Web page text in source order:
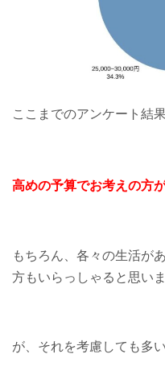
ここまでのアンケート結
高めの予算でお考えの方
もちろん、各々の生活が
方もいらっしゃると思いま
が、それを考慮しても多い